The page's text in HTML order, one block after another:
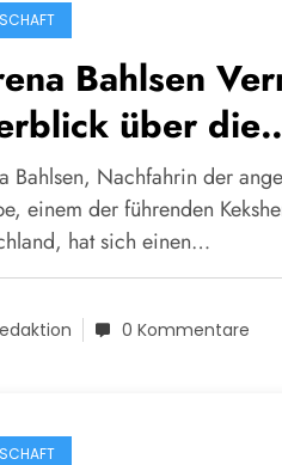
Bahlsen
über die
der
Bahlsen, Nachfahrin der
einem der führenden
hat sich einen…
0 Kommentare